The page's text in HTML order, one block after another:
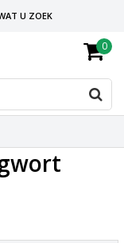
U ZOEK
0